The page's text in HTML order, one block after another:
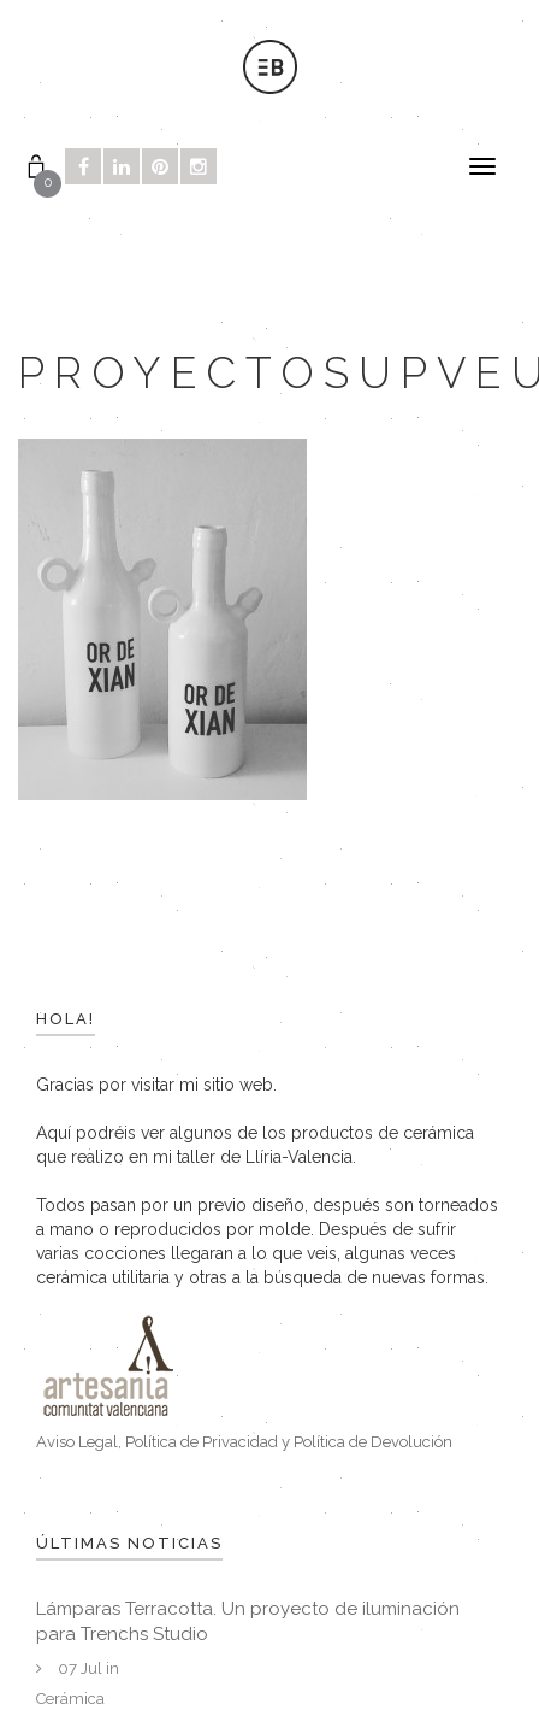
0
HOLA!
Gracias por visitar mi sitio web.
Aquí podréis ver algunos de los productos de cerámica
que realizo en mi taller de Llíria-Valencia.
Todos pasan por un previo diseño, después son torneados
a mano o reproducidos por molde. Después de sufrir
varias cocciones llegaran a lo que veis, algunas veces
cerámica utilitaria y otras a la búsqueda de nuevas formas.
Aviso Legal, Política de Privacidad y Política de Devolución
ÚLTIMAS NOTICIAS
Lámparas Terracotta. Un proyecto de iluminación
para Trenchs Studio
07 Jul in
Cerámica